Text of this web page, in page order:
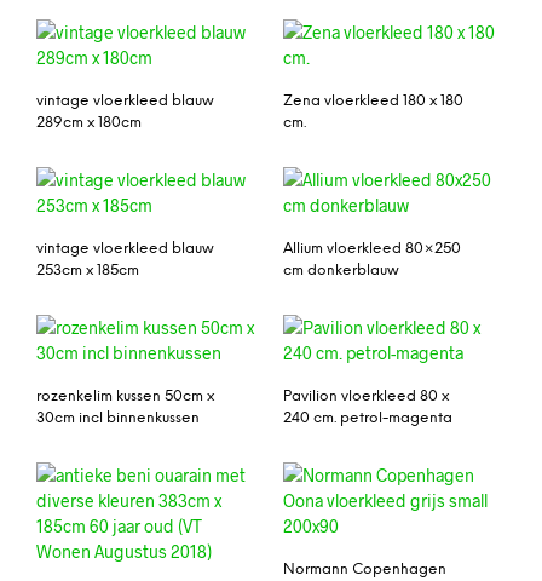
vintage vloerkleed blauw
289cm x 180cm
Zena vloerkleed 180 x 180
cm.
vintage vloerkleed blauw
253cm x 185cm
Allium vloerkleed 80×250
cm donkerblauw
rozenkelim kussen 50cm x
30cm incl binnenkussen
Pavilion vloerkleed 80 x
240 cm. petrol-magenta
Normann Copenhagen